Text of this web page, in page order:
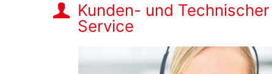
Kunden- und Technischer
Service